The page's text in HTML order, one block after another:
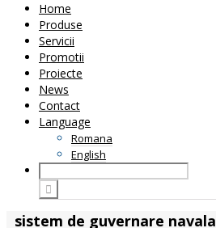
Home
Produse
Servicii
Promotii
Proiecte
News
Contact
Language
Romana
English
sistem de guvernare navala